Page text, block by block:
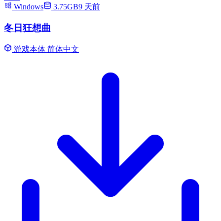
Windows
3.75GB9 天前
冬日狂想曲
游戏本体 简体中文